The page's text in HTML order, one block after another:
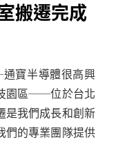
搬遷完成
寶半導體很高興
園區──位於台北
是我們成長和創新
們的專業團隊提供